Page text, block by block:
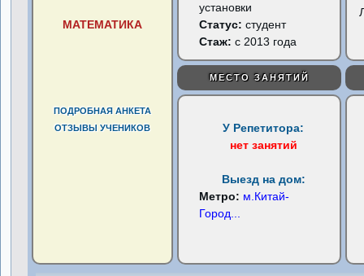
МАТЕМАТИКА
ПОДРОБНАЯ АНКЕТА
ОТЗЫВЫ УЧЕНИКОВ
установки
Статус:студент
Стаж: с 2013 года
МЕСТО ЗАНЯТИЙ
У Репетитора:
нет занятий
Выезд на дом:
Метро: м.Китай-
Город